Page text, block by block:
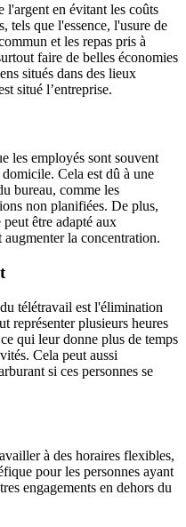
l'argent en évitant les coûts
tels que l'essence, l'usure de
et les repas pris à
faire de belles économies
situés dans des lieux
situé l’entreprise.
les employés sont souvent
Cela est dû à une
bureau, comme les
non planifiées. De plus,
être adapté aux
la concentration.
télétravail est l'élimination
représenter plusieurs heures
qui leur donne plus de temps
Cela peut aussi
si ces personnes se
à des horaires flexibles,
pour les personnes ayant
engagements en dehors du